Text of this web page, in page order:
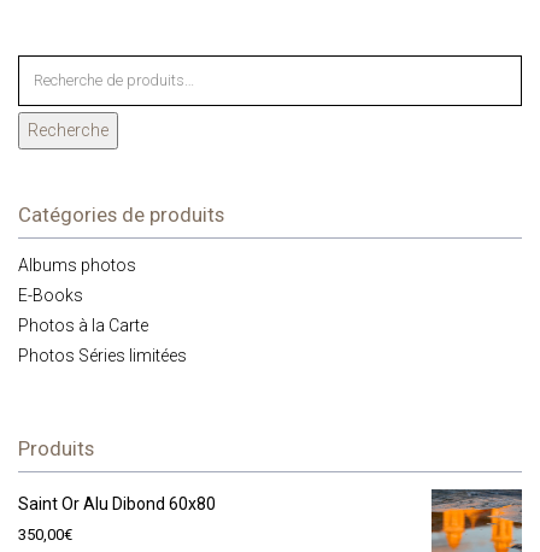
Recherche
Catégories de produits
Albums photos
E-Books
Photos à la Carte
Photos Séries limitées
Produits
Saint Or Alu Dibond 60x80
350,00€